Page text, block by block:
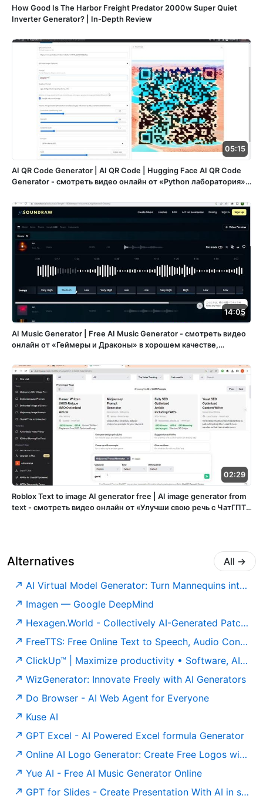
How Good Is The Harbor Freight Predator 2000w Super Quiet
Inverter Generator? | In-Depth Review
05:15
AI QR Code Generator | AI QR Code | Hugging Face AI QR Code
Generator - смотреть видео онлайн от «Python лаборатория» в
20:38:13 00:05:15.
14:05
AI Music Generator | Free AI Music Generator - смотреть видео
онлайн от «Геймеры и Драконы» в хорошем качестве,
02:29
Roblox Text to image AI generator free | AI image generator from
text - смотреть видео онлайн от «Улучши свою речь с ЧатГПТ»
Alternatives All →
AI Virtual Model Generator: Turn Mannequins into Real Models
Imagen — Google DeepMind
Hexagen.World - Collectively AI-Generated Patchwork Canvas in the Browser
FreeTTS: Free Online Text to Speech, Audio Converter, and More
ClickUp™ | Maximize productivity • Software, AI, and humans converge
WizGenerator: Innovate Freely with AI Generators
Do Browser - AI Web Agent for Everyone
Kuse AI
GPT Excel - AI Powered Excel formula Generator
Online AI Logo Generator: Create Free Logos with One Click
Yue AI - Free AI Music Generator Online
GPT for Slides - Create Presentation With AI in seconds